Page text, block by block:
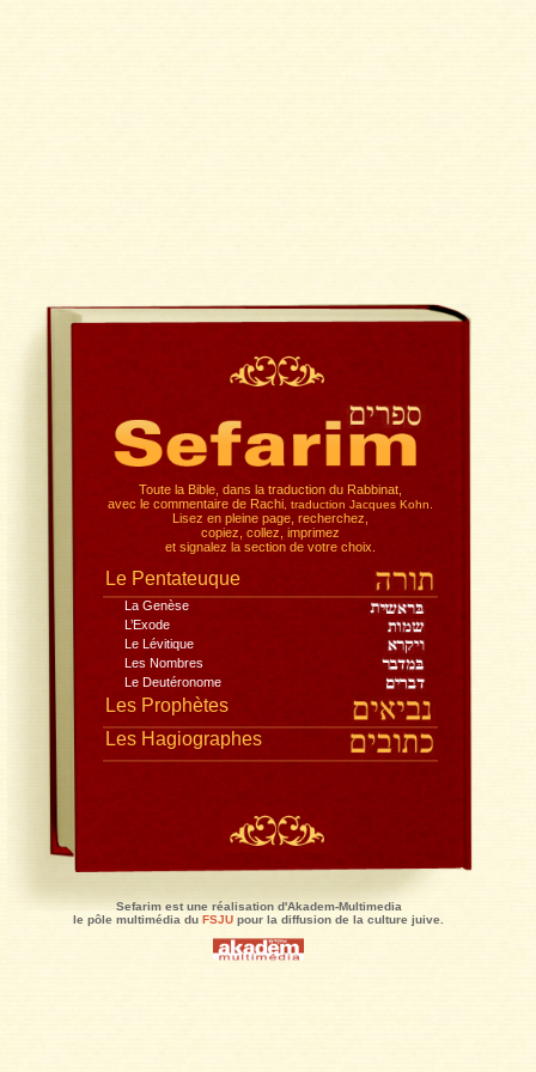
Toute la Bible, dans la traduction du Rabbinat,
avec le commentaire de Rachi
, traduction Jacques Kohn
Lisez en pleine page, recherchez,
copiez, collez, imprimez
et signalez la section de votre choix.
Le Pentateuque
La Genèse
Les Nombres
Les Hagiographes